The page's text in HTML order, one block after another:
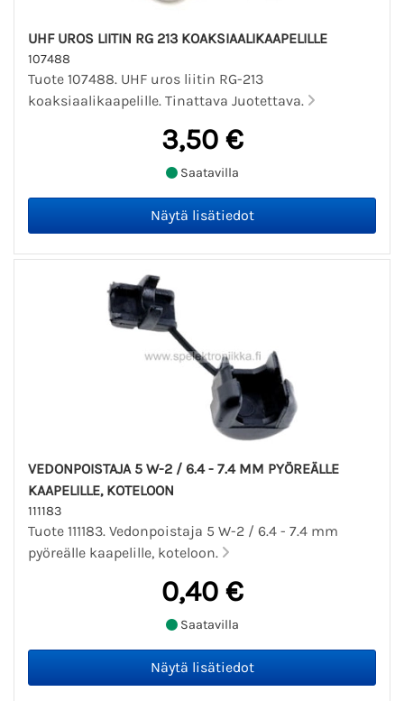
UHF UROS LIITIN RG 213 KOAKSIAALIKAAPELILLE
107488
Tuote 107488. UHF uros liitin RG-213
koaksiaalikaapelille. Tinattava Juotettava.
3,50 €
Saatavilla
VEDONPOISTAJA 5 W-2 / 6.4 - 7.4 MM PYÖREÄLLE
KAAPELILLE, KOTELOON
111183
Tuote 111183. Vedonpoistaja 5 W-2 / 6.4 - 7.4 mm
pyöreälle kaapelille, koteloon.
0,40 €
Saatavilla